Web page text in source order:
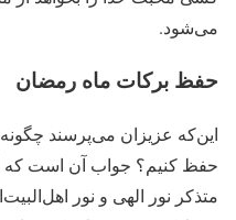
می‌شود.
حفظ برکات ماه رمضان
این‌که عزیزان می‌پرسند
حفظ کنیم؟ جواب آن است که
متذکر نور الهی و نور